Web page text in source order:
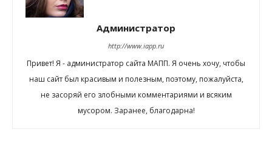
Администратор
http://www.iapp.ru
Привет! Я - администратор сайта МАПП. Я очень хочу, чтобы
наш сайт был красивым и полезным, поэтому, пожалуйста,
не засоряй его злобными комментариями и всяким
мусором. Заранее, благодарна!